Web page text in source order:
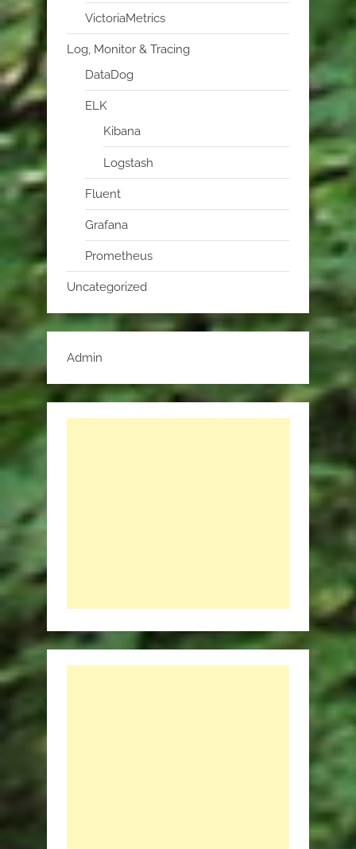
VictoriaMetrics
Log, Monitor & Tracing
DataDog
ELK
Kibana
Logstash
Fluent
Grafana
Prometheus
Uncategorized
Admin